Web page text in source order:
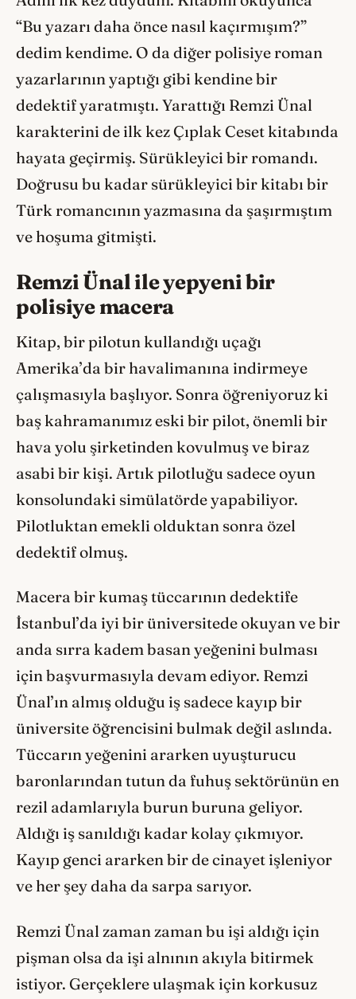
“Bu yazarı daha önce nasıl kaçırmışım?”
dedim kendime. O da diğer polisiye roman
yazarlarının yaptığı gibi kendine bir
dedektif yaratmıştı. Yarattığı Remzi Ünal
karakterini de ilk kez Çıplak Ceset kitabında
hayata geçirmiş. Sürükleyici bir romandı.
Doğrusu bu kadar sürükleyici bir kitabı bir
Türk romancının yazmasına da şaşırmıştım
ve hoşuma gitmişti.
Remzi Ünal ile yepyeni bir
polisiye macera
Kitap, bir pilotun kullandığı uçağı
Amerika’da bir havalimanına indirmeye
çalışmasıyla başlıyor. Sonra öğreniyoruz ki
baş kahramanımız eski bir pilot, önemli bir
hava yolu şirketinden kovulmuş ve biraz
asabi bir kişi. Artık pilotluğu sadece oyun
konsolundaki simülatörde yapabiliyor.
Pilotluktan emekli olduktan sonra özel
dedektif olmuş.
Macera bir kumaş tüccarının dedektife
İstanbul’da iyi bir üniversitede okuyan ve bir
anda sırra kadem basan yeğenini bulması
için başvurmasıyla devam ediyor. Remzi
Ünal’ın almış olduğu iş sadece kayıp bir
üniversite öğrencisini bulmak değil aslında.
Tüccarın yeğenini ararken uyuşturucu
baronlarından tutun da fuhuş sektörünün en
rezil adamlarıyla burun buruna geliyor.
Aldığı iş sanıldığı kadar kolay çıkmıyor.
Kayıp genci ararken bir de cinayet işleniyor
ve her şey daha da sarpa sarıyor.
Remzi Ünal zaman zaman bu işi aldığı için
pişman olsa da işi alnının akıyla bitirmek
istiyor. Gerçeklere ulaşmak için korkusuz